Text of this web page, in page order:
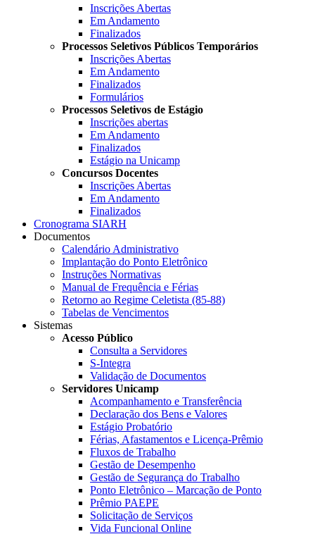
Inscrições Abertas
Em Andamento
Finalizados
Processos Seletivos Públicos Temporários
Inscrições Abertas
Em Andamento
Finalizados
Formulários
Processos Seletivos de Estágio
Inscrições abertas
Em Andamento
Finalizados
Estágio na Unicamp
Concursos Docentes
Inscrições Abertas
Em Andamento
Finalizados
Cronograma SIARH
Documentos
Calendário Administrativo
Implantação do Ponto Eletrônico
Instruções Normativas
Manual de Frequência e Férias
Retorno ao Regime Celetista (85-88)
Tabelas de Vencimentos
Sistemas
Acesso Público
Consulta a Servidores
S-Integra
Validação de Documentos
Servidores Unicamp
Acompanhamento e Transferência
Declaração dos Bens e Valores
Estágio Probatório
Férias, Afastamentos e Licença-Prêmio
Fluxos de Trabalho
Gestão de Desempenho
Gestão de Segurança do Trabalho
Ponto Eletrônico – Marcação de Ponto
Prêmio PAEPE
Solicitação de Serviços
Vida Funcional Online